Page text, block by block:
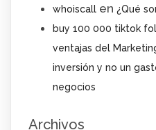
whoiscallen ¿Qué
buy 100 000 tiktok
ventajas del
inversión y no un
negocios
Archivos